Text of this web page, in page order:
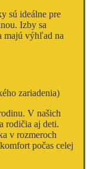
sú ideálne pre
Izby sa
majú výhľad na
zariadenia)
V našich
rodičia aj deti.
v rozmeroch
počas celej